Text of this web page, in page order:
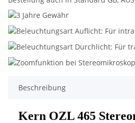
Beschreibung
Kern OZL 465